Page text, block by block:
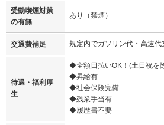
受動喫煙対策
の有無
あり（禁煙）
交通費補足 規定内でガソリン代・高速代
待遇・福利厚
生
◆全額日払いOK！(土日祝を
◆昇給有
◆社会保険完備
◆残業手当有
◆履歴書不要